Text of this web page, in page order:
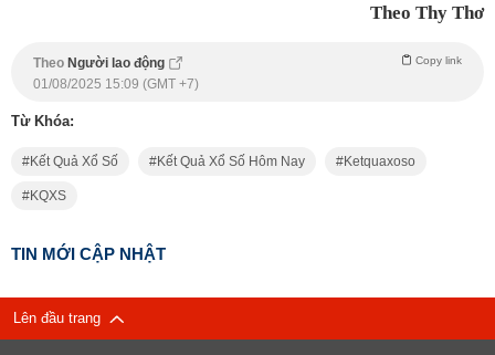
Theo Thy Thơ
Theo Người lao động Copy link
01/08/2025 15:09 (GMT +7)
Từ Khóa:
Kết Quả Xổ Số Kết Quả Xổ Số Hôm Nay Ketquaxoso
KQXS
TIN MỚI CẬP NHẬT
Lên đầu trang